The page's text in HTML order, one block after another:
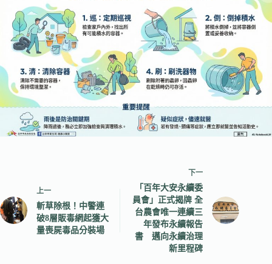
上一
斬草除根！中警連
破8層販毒網起獲大
量喪屍毒品分裝場
下一
「百年大安永續委
員會」正式揭牌 全
台農會唯一連續三
年發布永續報告
書 邁向永續治理
新里程碑